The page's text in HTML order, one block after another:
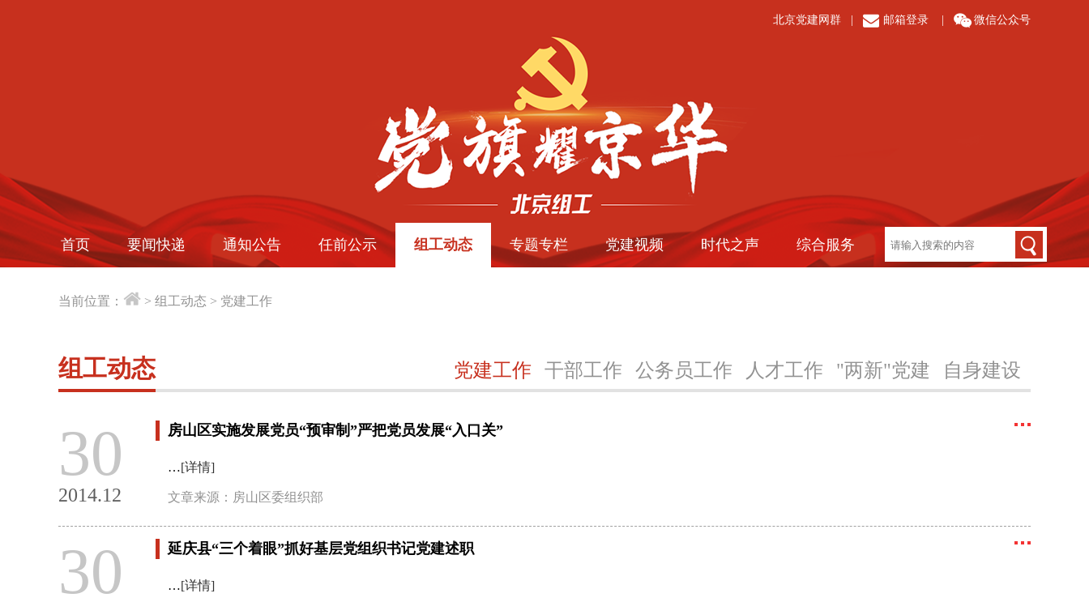
北京党建网群 邮箱登录 微信公众号
首页 要闻快递 通知公告 任前公示 组工动态 专题专栏 党建视频 时代之声 综合服务
当前位置： > 组工动态 > 党建工作
组工动态 党建工作 干部工作 公务员工作 人才工作 "两新"党建 自身建设
30
2014.12
房山区实施发展党员“预审制”严把党员发展“入口关”
…[详情]
文章来源：房山区委组织部
30 延庆县“三个着眼”抓好基层党组织书记党建述职
…[详情]